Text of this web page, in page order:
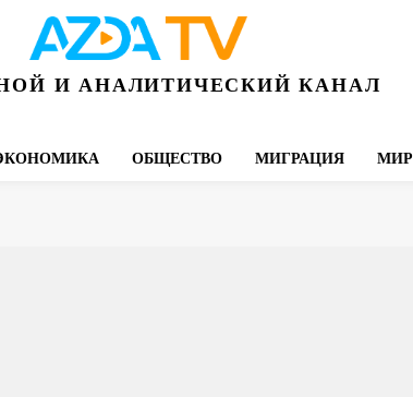
И АНАЛИТИЧЕСКИЙ КАНАЛ
ОБЩЕСТВО МИГРАЦИЯ МИР